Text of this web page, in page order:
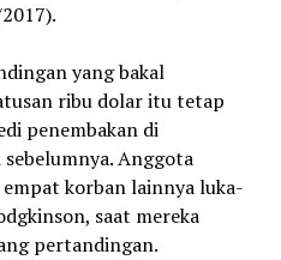
yang bakal
ribu dolar itu tetap
penembakan di
Anggota
empat korban lainnya luka-
saat mereka
pertandingan.